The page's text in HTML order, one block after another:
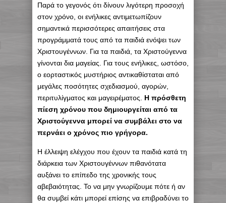
Παρά το γεγονός ότι δίνουν λιγότερη προσοχή
στον χρόνο, οι ενήλικες αντιμετωπίζουν
σημαντικά περισσότερες απαιτήσεις στα
προγράμματά τους από τα παιδιά ενόψει των
Χριστουγέννων. Για τα παιδιά, τα Χριστούγεννα
γίνονται δια μαγείας. Για τους ενήλικες, ωστόσο,
ο εορταστικός μυστήριος αντικαθίσταται από
μεγάλες ποσότητες σχεδιασμού, αγορών,
περιτυλίγματος και μαγειρέματος. Η πρόσθετη
πίεση χρόνου που δημιουργείται από τα
Χριστούγεννα μπορεί να συμβάλει στο να
περνάει ο χρόνος πιο γρήγορα.
Η έλλειψη ελέγχου που έχουν τα παιδιά κατά τη
διάρκεια των Χριστουγέννων πιθανότατα
αυξάνει το επίπεδο της χρονικής τους
αβεβαιότητας. Το να μην γνωρίζουμε πότε ή αν
θα συμβεί κάτι μπορεί επίσης να επιβραδύνει το